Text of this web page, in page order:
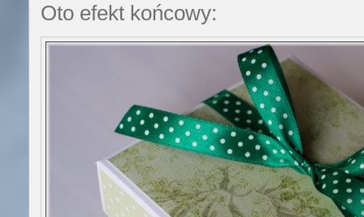
Oto efekt końcowy: